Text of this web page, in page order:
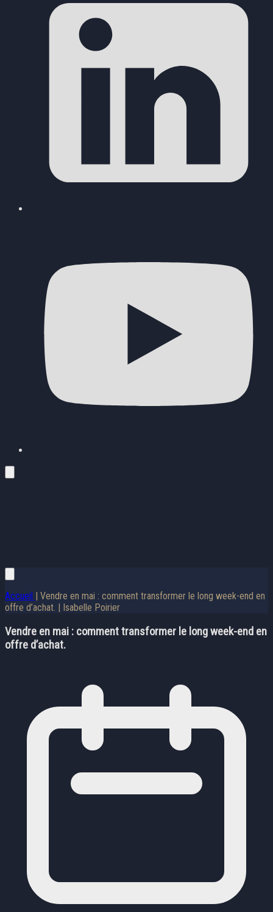
Accueil | Vendre en mai : comment transformer le long week-end en
offre d’achat. | Isabelle Poirier
Vendre en mai : comment transformer le long week-end en
offre d’achat.